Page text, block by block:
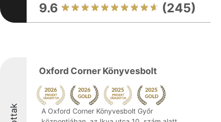
9.6 (245)
Oxford Corner Könyvesbolt
A Oxford Corner Könyvesbolt Győr